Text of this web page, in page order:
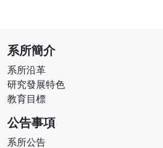
系所簡介
系所沿革
研究發展特色
教育目標
公告事項
系所公告